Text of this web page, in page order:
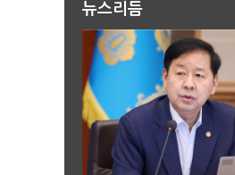
뉴스리듬